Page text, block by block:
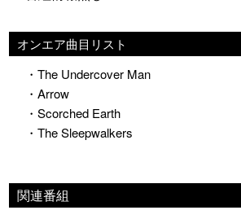
オンエア曲目リスト
・The Undercover Man
・Arrow
・Scorched Earth
・The Sleepwalkers
関連番組